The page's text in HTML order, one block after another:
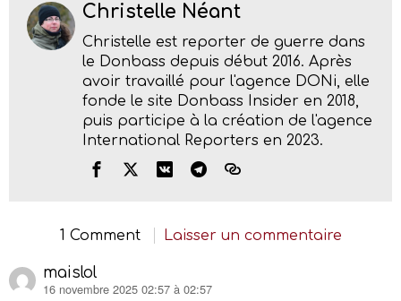
Christelle Néant
Christelle est reporter de guerre dans
le Donbass depuis début 2016. Après
avoir travaillé pour l'agence DONi, elle
fonde le site Donbass Insider en 2018,
puis participe à la création de l'agence
International Reporters en 2023.
1 Comment Laisser un commentaire
maislol
dit :
16 novembre 2025 02:57 à 02:57